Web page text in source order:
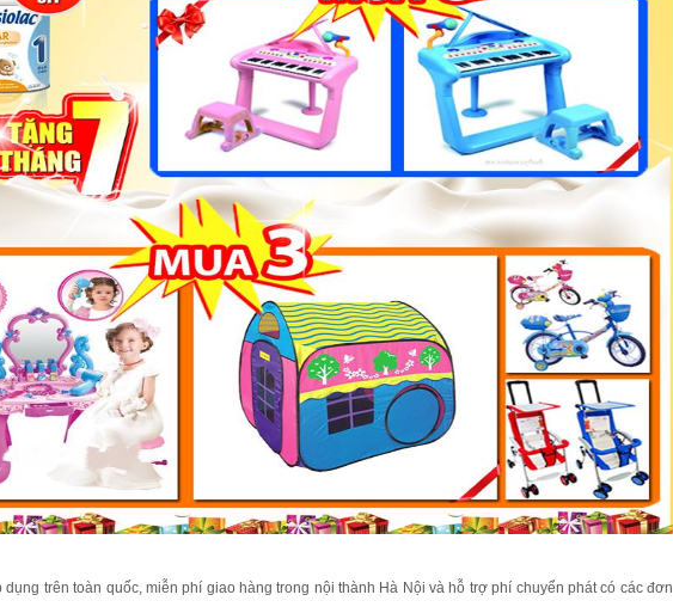
trên toàn quốc, miễn phí giao hàng trong nội thành Hà Nội và hỗ trợ phí chuyển phát có các đơn